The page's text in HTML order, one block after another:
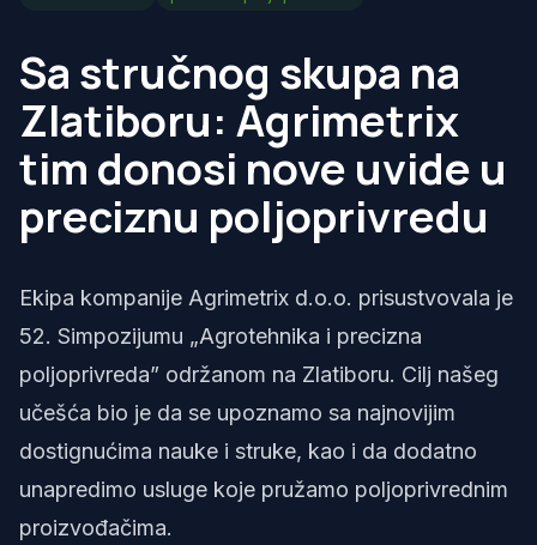
Sa stručnog skupa na
Zlatiboru: Agrimetrix
tim donosi nove uvide u
preciznu poljoprivredu
Ekipa kompanije Agrimetrix d.o.o. prisustvovala je
52. Simpozijumu „Agrotehnika i precizna
poljoprivreda” održanom na Zlatiboru. Cilj našeg
učešća bio je da se upoznamo sa najnovijim
dostignućima nauke i struke, kao i da dodatno
unapredimo usluge koje pružamo poljoprivrednim
proizvođačima.